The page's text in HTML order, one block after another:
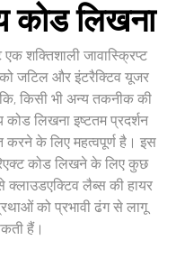
कोड लिखना
शक्तिशाली जावास्क्रिप्ट
जटिल और इंटरैक्टिव यूजर
किसी भी अन्य तकनीक की
लिखना इष्टतम प्रदर्शन
करने के लिए महत्वपूर्ण है। इस
कोड लिखने के लिए कुछ
क्लाउडएक्टिव लैब्स की हायर
को प्रभावी ढंग से लागू
हैं।